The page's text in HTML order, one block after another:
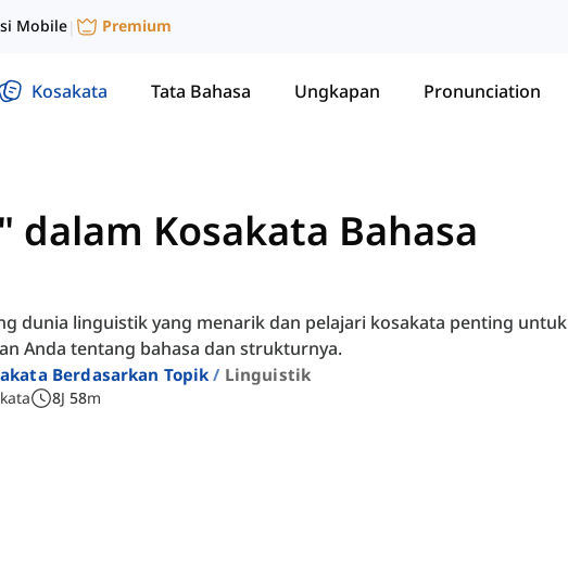
Mobile| Premium
Kosakata Tata Bahasa Ungkapan Pronunciation
Kosakata Bahasa
dunia linguistik yang menarik dan pelajari kosakata penting untuk
Anda tentang bahasa dan strukturnya.
Berdasarkan Topik Linguistik
8J 58m